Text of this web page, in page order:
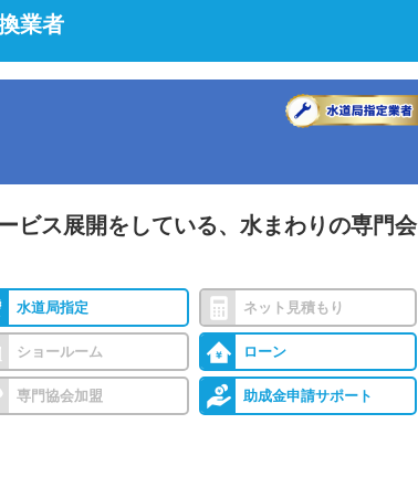
業者
ビス展開をしている、水まわりの専門会
水道局指定 ネット見積もり
ショールーム ローン
専門協会加盟 助成金申請サポート